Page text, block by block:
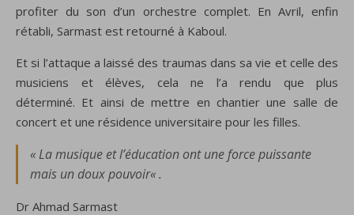
profiter du son d’un orchestre complet. En Avril, enfin
rétabli, Sarmast est retourné à Kaboul.
Et si l’attaque a laissé des traumas dans sa vie et celle des
musiciens et élèves, cela ne l’a rendu que plus
déterminé. Et ainsi de mettre en chantier une salle de
concert et une résidence universitaire pour les filles.
«La musique et l’éducation ont une force puissante
mais un doux pouvoir« .
Dr Ahmad Sarmast